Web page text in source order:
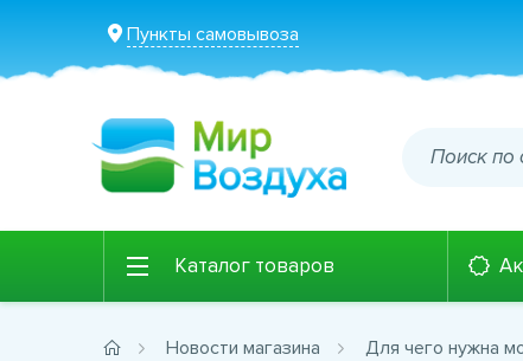
Пункты самовывоза
Каталог товаров
Новости магазина Для чего нужна